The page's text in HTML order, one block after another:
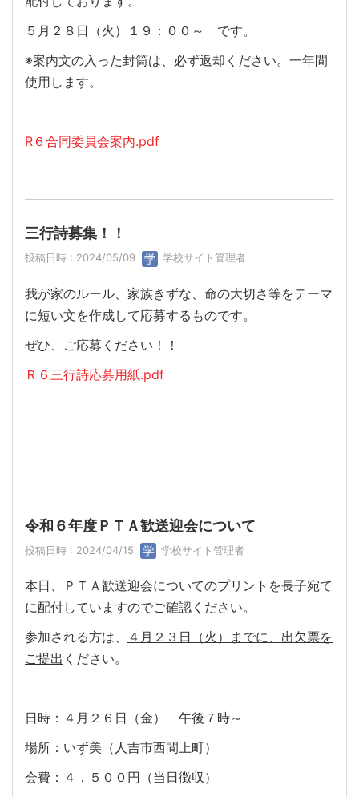
５月２８日（火）１９：００～ です。
※案内文の入った封筒は、必ず返却ください。一年間
使用します。
R６合同委員会案内.pdf
三行詩募集！！
投稿日時 : 2024/05/09 学校サイト管理者
我が家のルール、家族きずな、命の大切さ等をテーマ
に短い文を作成して応募するものです。
ぜひ、ご応募ください！！
Ｒ６三行詩応募用紙.pdf
令和６年度ＰＴＡ歓送迎会について
投稿日時 : 2024/04/15 学校サイト管理者
本日、ＰＴＡ歓送迎会についてのプリントを長子宛て
に配付していますのでご確認ください。
参加される方は、
４月２３日（火）までに、出欠票を
ご提出 ください。
日時：４月２６日（金） 午後７時～
場所：いず美（人吉市西間上町）
会費：４，５００円（当日徴収）